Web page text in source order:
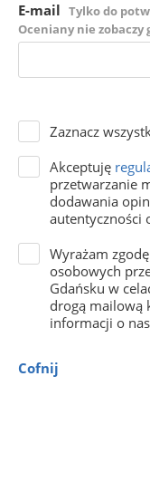
E-mail Tylko do
Oceniany nie zobaczy
Zaznacz
Akceptuję
przetwarzanie
dodawania
autentyczności
Wyrażam
osobowych
Gdańsku w
drogą mailową
informacji o
Cofnij